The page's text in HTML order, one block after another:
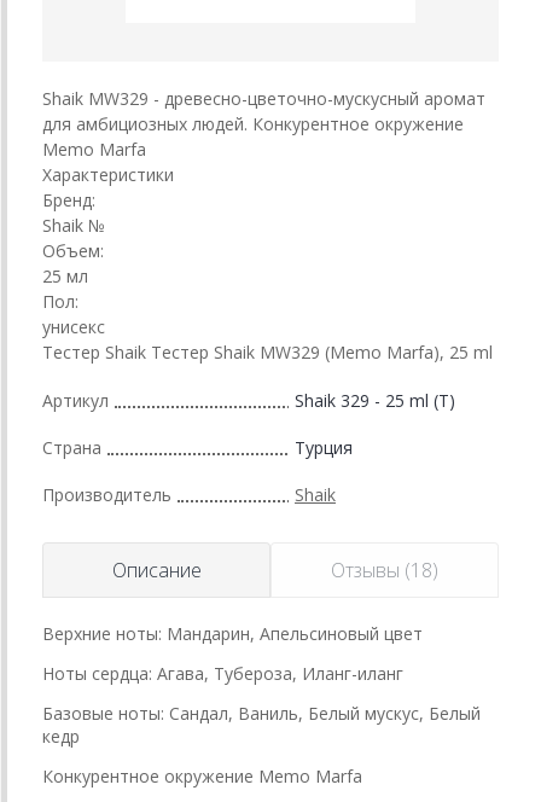
Shaik MW329 - древесно-цветочно-мускусный аромат
для амбициозных людей. Конкурентное окружение
Memo Marfa
Характеристики
Бренд:
Shaik №
Объем:
25 мл
Пол:
унисекс
Тестер Shaik Тестер Shaik MW329 (Memo Marfa), 25 ml
Артикул Shaik 329 - 25 ml (T)
Страна Турция
Производитель Shaik
Описание Отзывы (18)
Верхние ноты: Мандарин, Апельсиновый цвет
Ноты сердца: Агава, Тубероза, Иланг-иланг
Базовые ноты: Сандал, Ваниль, Белый мускус, Белый
кедр
Конкурентное окружение Memo Marfa